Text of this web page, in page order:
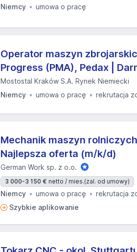
Niemcy
umowa o pracę
Operator maszyn
Progress (PMA), Pedax |
Mostostal Kraków S.A. Rynek Niemiecki
Niemcy
umowa o pracę rekrutacja
Mechanik maszyn
Najlepsza oferta (m/k/d)
German Work sp. z o.o.
3 000-3 150 € netto / mies.(zal. od umowy)
Niemcy umowa o pracę rekrutacja
Szybkie aplikowanie